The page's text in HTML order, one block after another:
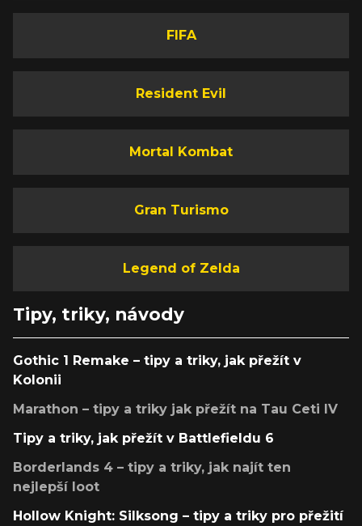
FIFA
Resident Evil
Mortal Kombat
Gran Turismo
Legend of Zelda
Tipy, triky, návody
Gothic 1 Remake – tipy a triky, jak přežít v
Kolonii
Marathon – tipy a triky jak přežít na Tau Ceti IV
Tipy a triky, jak přežít v Battlefieldu 6
Borderlands 4 – tipy a triky, jak najít ten
nejlepší loot
Hollow Knight: Silksong – tipy a triky pro přežití